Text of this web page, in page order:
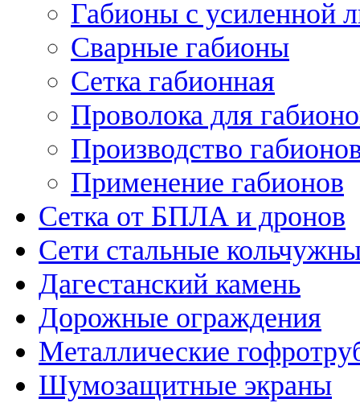
Габионы с усиленной
Сварные габионы
Сетка габионная
Проволока для
Производство
Применение габионов
Сетка от БПЛА и дронов
Сети стальные
Дагестанский камень
Дорожные ограждения
Металлические
Шумозащитные экраны